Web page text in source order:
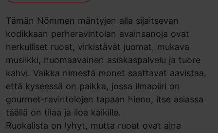
Tämän Nõmmen mäntyjen alla sijaitsevan
kodikkaan perheravintolan avainsanoja ovat
herkulliset ruoat, virkistävät juomat, mukava
musiikki, huomaavainen asiakaspalvelu ja tuore
kahvi. Vaikka nimestä monet saattavat aavistaa,
että kyseessä on paikka, jossa ilmapiiri on
gourmet-ravintolojen tapaan hieno, itse asiassa
täällä on tilaa ja iloa kaikille.
Ruokalista on lyhyt, mutta ruoat ovat aina